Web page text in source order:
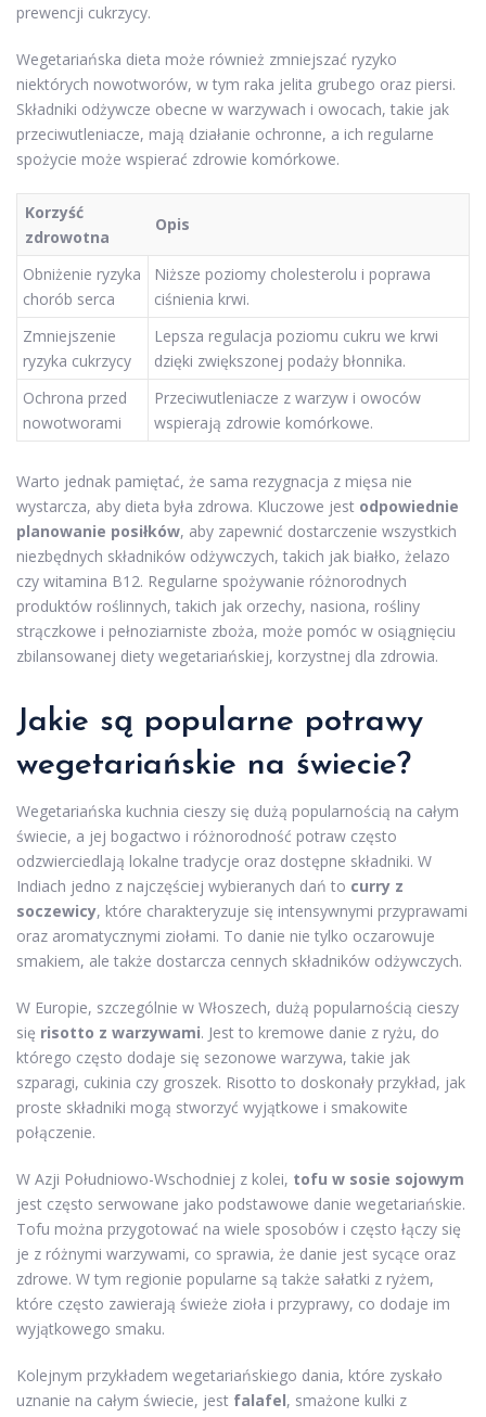
prewencji cukrzycy.
Wegetariańska dieta może również zmniejszać ryzyko
niektórych nowotworów, w tym raka jelita grubego oraz piersi.
Składniki odżywcze obecne w warzywach i owocach, takie jak
przeciwutleniacze, mają działanie ochronne, a ich regularne
spożycie może wspierać zdrowie komórkowe.
Korzyść
zdrowotna
Opis
Obniżenie ryzyka
chorób serca
Niższe poziomy cholesterolu i poprawa
ciśnienia krwi.
Zmniejszenie
ryzyka cukrzycy
Lepsza regulacja poziomu cukru we krwi
dzięki zwiększonej podaży błonnika.
Ochrona przed
nowotworami
Przeciwutleniacze z warzyw i owoców
wspierają zdrowie komórkowe.
Warto jednak pamiętać, że sama rezygnacja z mięsa nie
wystarcza, aby dieta była zdrowa. Kluczowe jest odpowiednie
planowanie posiłków, aby zapewnić dostarczenie wszystkich
niezbędnych składników odżywczych, takich jak białko, żelazo
czy witamina B12. Regularne spożywanie różnorodnych
produktów roślinnych, takich jak orzechy, nasiona, rośliny
strączkowe i pełnoziarniste zboża, może pomóc w osiągnięciu
zbilansowanej diety wegetariańskiej, korzystnej dla zdrowia.
Jakie są popularne potrawy
wegetariańskie na świecie?
Wegetariańska kuchnia cieszy się dużą popularnością na całym
świecie, a jej bogactwo i różnorodność potraw często
odzwierciedlają lokalne tradycje oraz dostępne składniki. W
Indiach jedno z najczęściej wybieranych dań to curry z
soczewicy, które charakteryzuje się intensywnymi przyprawami
oraz aromatycznymi ziołami. To danie nie tylko oczarowuje
smakiem, ale także dostarcza cennych składników odżywczych.
W Europie, szczególnie w Włoszech, dużą popularnością cieszy
się risotto z warzywami. Jest to kremowe danie z ryżu, do
którego często dodaje się sezonowe warzywa, takie jak
szparagi, cukinia czy groszek. Risotto to doskonały przykład, jak
proste składniki mogą stworzyć wyjątkowe i smakowite
połączenie.
W Azji Południowo-Wschodniej z kolei, tofu w sosie sojowym
jest często serwowane jako podstawowe danie wegetariańskie.
Tofu można przygotować na wiele sposobów i często łączy się
je z różnymi warzywami, co sprawia, że danie jest sycące oraz
zdrowe. W tym regionie popularne są także sałatki z ryżem,
które często zawierają świeże zioła i przyprawy, co dodaje im
wyjątkowego smaku.
Kolejnym przykładem wegetariańskiego dania, które zyskało
uznanie na całym świecie, jest falafel, smażone kulki z